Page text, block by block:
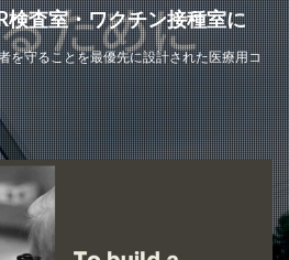
検査室・ワクチン接種室に
を守ることを最優先に設計された医療用コ